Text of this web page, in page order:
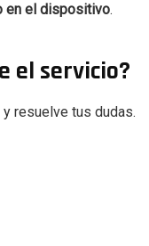
en el dispositivo.
el servicio?
resuelve tus dudas.